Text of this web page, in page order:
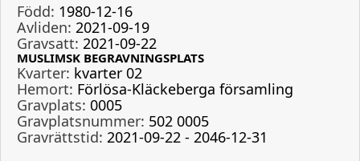
Född: 1980-12-16
Avliden: 2021-09-19
Gravsatt: 2021-09-22
MUSLIMSK BEGRAVNINGSPLATS
Kvarter: kvarter 02
Hemort: Förlösa-Kläckeberga församling
Gravplats: 0005
Gravplatsnummer: 502 0005
Gravrättstid: 2021-09-22 - 2046-12-31